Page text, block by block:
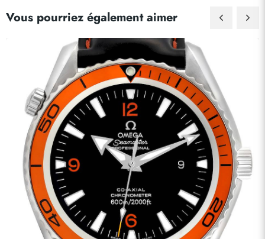
Vous pourriez également aimer